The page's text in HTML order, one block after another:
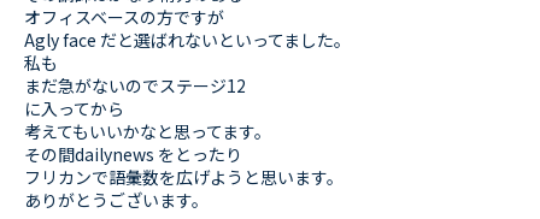
オフィスベースの方ですが
Agly face だと選ばれないといってました。
私も
まだ急がないのでステージ12
に入ってから
考えてもいいかなと思ってます。
その間dailynews をとったり
フリカンで語彙数を広げようと思います。
ありがとうございます。